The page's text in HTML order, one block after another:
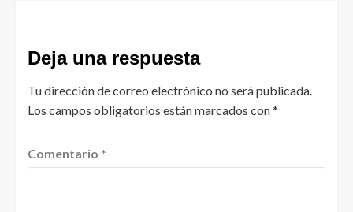
Deja una respuesta
Tu dirección de correo electrónico no será publicada.
Los campos obligatorios están marcados con*
Comentario *